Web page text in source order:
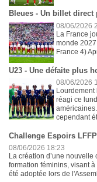
Bleues - Un billet direct
08/06/2026
La France
monde
France 4)
U23 - Une défaite plus
08/06/2026
réagi ce
cependant
Challenge Espoirs
08/06/2026 18:23
La création d’une
formation féminins, visant
été adoptée lors de